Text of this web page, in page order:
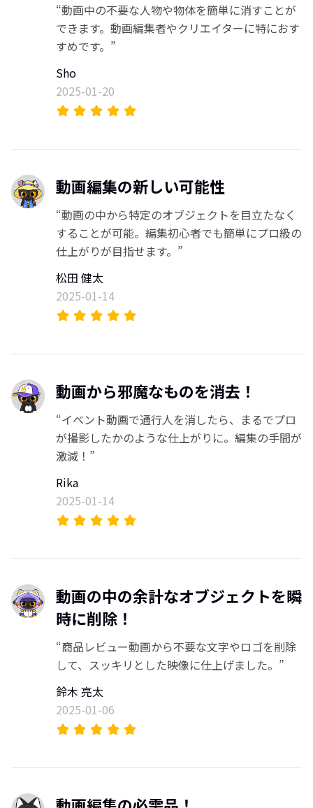
“動画中の不要な人物や物体を簡単に消すことが
できます。動画編集者やクリエイターに特におす
すめです。”
Sho
2025-01-20
動画編集の新しい可能性
“動画の中から特定のオブジェクトを目立たなく
することが可能。編集初心者でも簡単にプロ級の
仕上がりが目指せます。”
松田 健太
2025-01-14
動画から邪魔なものを消去！
“イベント動画で通行人を消したら、まるでプロ
が撮影したかのような仕上がりに。編集の手間が
激減！”
Rika
2025-01-14
動画の中の余計なオブジェクトを瞬
時に削除！
“商品レビュー動画から不要な文字やロゴを削除
して、スッキリとした映像に仕上げました。”
鈴木 亮太
2025-01-06